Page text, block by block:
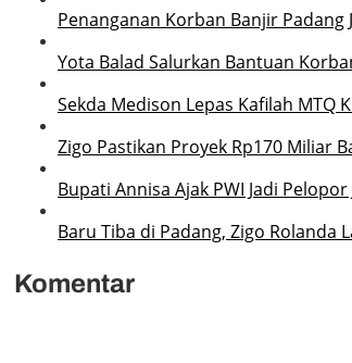
Penanganan Korban Banjir
Yota Balad Salurkan Bantuan
Sekda Medison Lepas Kafilah MTQ
Zigo Pastikan Proyek Rp170 Miliar
Bupati Annisa Ajak PWI Jadi
Baru Tiba di Padang, Zigo Rolanda
Komentar